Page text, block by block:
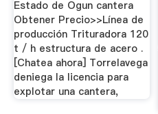
Estado de Ogun cantera
Obtener Precio>>Línea de
producción Trituradora 120
t / h estructura de acero .
[Chatea ahora] Torrelavega
deniega la licencia para
explotar una cantera,